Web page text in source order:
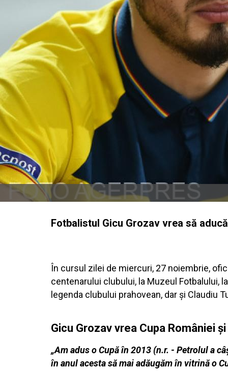
Fotbalistul Gicu Grozav vrea să
În cursul zilei de miercuri, 27 noiembrie,
centenarului clubului, la Muzeul Fotbalului,
legenda clubului prahovean, dar și Claudiu
Gicu Grozav vrea Cupa României
„Am adus o Cupă în 2013 (n.r. - Petrolul a
în anul acesta să mai adăugăm în vitrină o